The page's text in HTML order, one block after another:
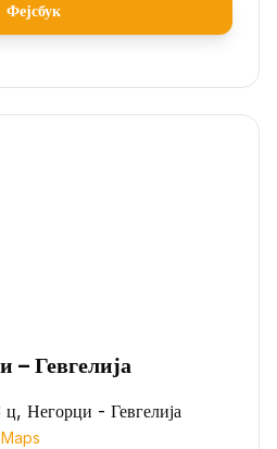
Фејсбук
– Гевгелија
Негорци - Гевгелија